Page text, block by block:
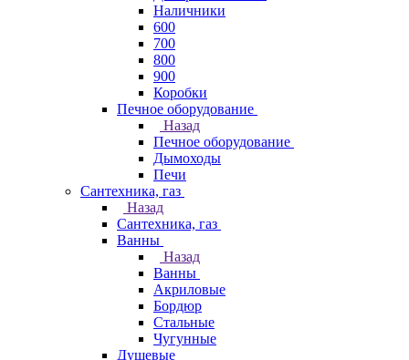
Наличники
600
700
800
900
Коробки
Печное оборудование
Назад
Печное оборудование
Дымоходы
Печи
Сантехника, газ
Назад
Сантехника, газ
Ванны
Назад
Ванны
Акриловые
Бордюр
Стальные
Чугунные
Душевые